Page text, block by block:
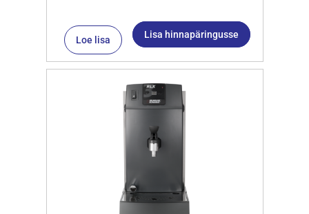
Loe lisa Lisa hinnapäringusse